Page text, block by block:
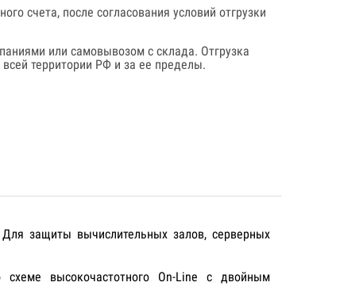
счета, после согласования условий отгрузки
или самовывозом с склада. Отгрузка
территории РФ и за ее пределы.
защиты вычислительных залов, серверных
высокочастотного On-Line с двойным